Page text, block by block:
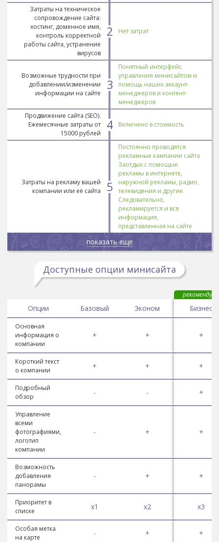
2
Затраты на техническое
сопровождение сайта:
хостинг, доменное имя,
контроль корректной
работы сайта, устранение
вирусов
Нет затрат
3
Возможные трудности при
добавлении/изменении
информации на сайте
Понятный интерфейс
управления минисайтом и
помощь наших аккаунт-
менеджеров и контент-
менеджеров
4
Продвижение сайта (SEO).
Ежемесячные затраты от
15000 рублей
Включено в стоимость
5
Затраты на рекламу вашей
компании или её сайта
Постоянно проводятся
рекламные кампании сайта
Заотдых с помощью
рекламы в интернете,
наружной рекламы, радио,
телевидения и другие.
Следовательно,
рекламируется и вся
информация,
представленная на сайте
показать еще
Доступные опции минисайта
Опции Базовый Эконом
рекомендуем
Бизнес
Основная
информация о
компании
+ + +
Короткий текст
о компании
+ + +
Подробный
обзор
- - +
Управление
всеми
фотографиями,
логотип
компании
- + +
Возможность
добавления
панорамы
- + +
Приоритет в
списке
x1 x2 x3
Особая метка
на карте
- + +